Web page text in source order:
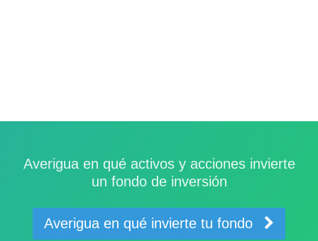
Averigua en qué activos y acciones invierte
un fondo de inversión
Averigua en qué invierte tu fondo